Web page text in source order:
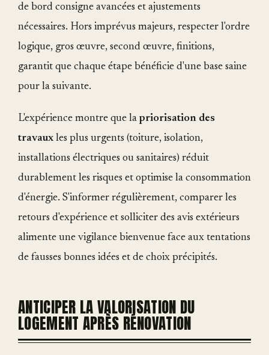
de bord consigne avancées et ajustements
nécessaires. Hors imprévus majeurs, respecter l'ordre
logique, gros œuvre, second œuvre, finitions,
garantit que chaque étape bénéficie d'une base saine
pour la suivante.
L'expérience montre que la priorisation des
travaux les plus urgents (toiture, isolation,
installations électriques ou sanitaires) réduit
durablement les risques et optimise la consommation
d'énergie. S'informer régulièrement, comparer les
retours d'expérience et solliciter des avis extérieurs
alimente une vigilance bienvenue face aux tentations
de fausses bonnes idées et de choix précipités.
ANTICIPER LA VALORISATION DU
LOGEMENT APRÈS RÉNOVATION